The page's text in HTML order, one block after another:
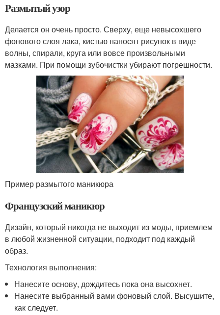
Размытый узор
Делается он очень просто. Сверху, еще невысохшего
фонового слоя лака, кистью наносят рисунок в виде
волны, спирали, круга или вовсе произвольными
мазками. При помощи зубочистки убирают погрешности.
Пример размытого маникюра
Французский маникюр
Дизайн, который никогда не выходит из моды, приемлем
в любой жизненной ситуации, подходит под каждый
образ.
Технология выполнения:
Нанесите основу, дождитесь пока она высохнет.
Нанесите выбранный вами фоновый слой. Высушите,
как следует.